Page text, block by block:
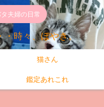
夫婦の日常
・時々、ぼやき。
猫さん
鑑定あれこれ